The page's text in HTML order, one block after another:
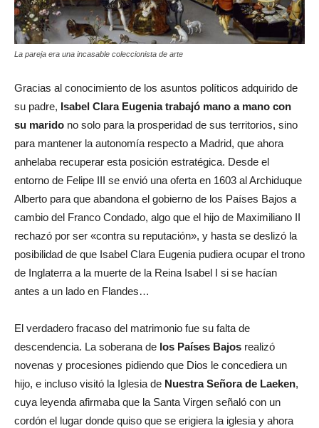
La pareja era una incasable coleccionista de arte
Gracias al conocimiento de los asuntos políticos adquirido de
su padre, Isabel Clara Eugenia trabajó mano a mano con
su marido no solo para la prosperidad de sus territorios, sino
para mantener la autonomía respecto a Madrid, que ahora
anhelaba recuperar esta posición estratégica. Desde el
entorno de Felipe III se envió una oferta en 1603 al Archiduque
Alberto para que abandona el gobierno de los Países Bajos a
cambio del Franco Condado, algo que el hijo de Maximiliano II
rechazó por ser «contra su reputación», y hasta se deslizó la
posibilidad de que Isabel Clara Eugenia pudiera ocupar el trono
de Inglaterra a la muerte de la Reina Isabel I si se hacían
antes a un lado en Flandes…
El verdadero fracaso del matrimonio fue su falta de
descendencia. La soberana de los Países Bajos realizó
novenas y procesiones pidiendo que Dios le concediera un
hijo, e incluso visitó la Iglesia de Nuestra Señora de Laeken,
cuya leyenda afirmaba que la Santa Virgen señaló con un
cordón el lugar donde quiso que se erigiera la iglesia y ahora